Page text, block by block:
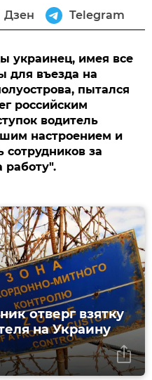
Дзен Telegram
украинец, имея все
для въезда на
пытался
российским
водитель
настроением и
за
работу".
отверг взятку
на Украину